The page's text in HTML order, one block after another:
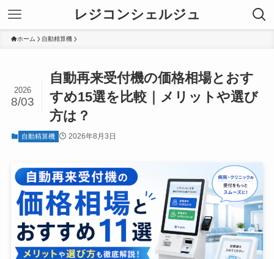
レジコンシェルジュ
ホーム 自動精算機
自動再来受付機の価格相場とおす
すめ15選を比較｜メリットや選び
方は？
2026
8/03
自動精算機 2026年8月3日